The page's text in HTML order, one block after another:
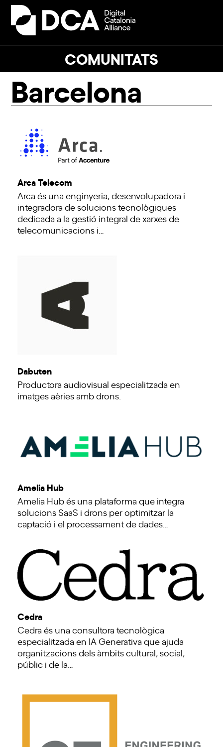
Skip
content
COMUNITATS
Open
mobile
Close
mobile
Barcelona
Arca Telecom
Arca és una enginyeria, desenvolupadora i
integradora de solucions tecnològiques
dedicada a la gestió integral de xarxes de
telecomunicacions i…
Dabuten
Productora audiovisual especialitzada en
imatges aèries amb drons.
Amelia Hub
Amelia Hub és una plataforma que integra
solucions SaaS i drons per optimitzar la
captació i el processament de dades…
Cedra
Cedra és una consultora tecnològica
especialitzada en IA Generativa que ajuda
organitzacions dels àmbits cultural, social,
públic i de la…